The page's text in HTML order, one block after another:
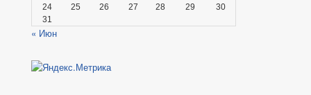
24
25 26 27 28 29
30
31
« Июн